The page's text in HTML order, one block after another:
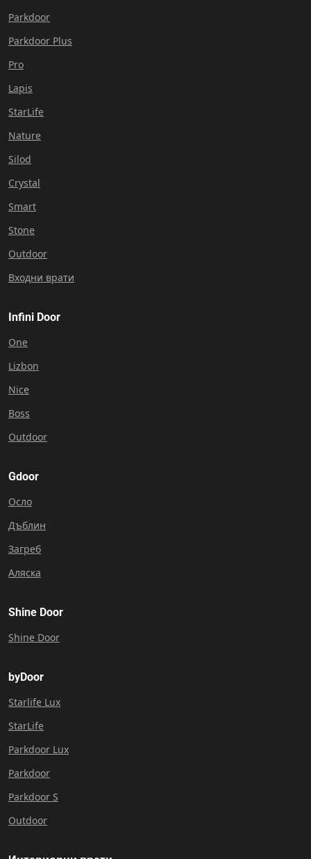
Parkdoor
Parkdoor Plus
Pro
Lapis
StarLife
Nature
Silod
Crystal
Smart
Stone
Outdoor
Входни врати
Infini Door
One
Lizbon
Nice
Boss
Outdoor
Gdoor
Осло
Дъблин
Загреб
Аляска
Shine Door
Shine Door
byDoor
Starlife Lux
StarLife
Parkdoor Lux
Parkdoor
Parkdoor S
Outdoor